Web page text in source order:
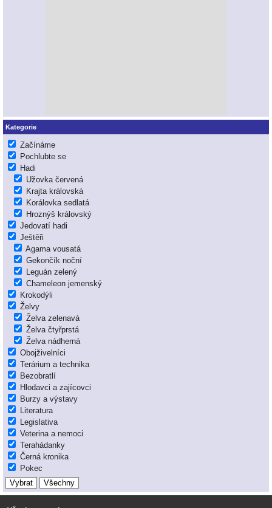
Kategorie
Začínáme
Pochlubte se
Hadi
Užovka červená
Krajta královská
Korálovka sedlatá
Hroznýš královský
Jedovatí hadi
Ještěři
Agama vousatá
Gekončík noční
Leguán zelený
Chameleon jemenský
Krokodýli
Želvy
Želva zelenavá
Želva čtyřprstá
Želva nádherná
Obojživelníci
Terárium a technika
Bezobratlí
Hlodavci a zajícovci
Burzy a výstavy
Literatura
Legislativa
Veterina a nemoci
Terahádanky
Černá kronika
Pokec